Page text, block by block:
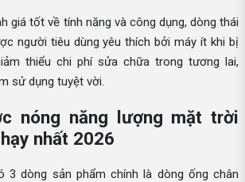
giá tốt về tính năng và công dụng, dòng thái
người tiêu dùng yêu thích bởi máy ít khi bị
thiểu chi phí sửa chữa trong tương lai,
sử dụng tuyệt vời.
nóng năng lượng mặt trời
nhất 2026
3 dòng sản phẩm chính là dòng ống chân